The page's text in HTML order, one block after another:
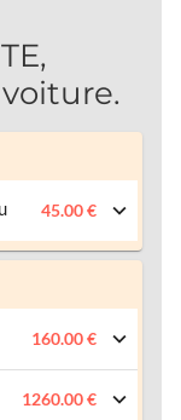
45.00 €
160.00 €
1260.00 €